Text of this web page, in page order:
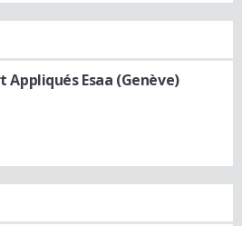
Appliqués Esaa (Genève)